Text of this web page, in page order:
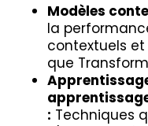
Modèles
la
contextuels
que
: Techniques